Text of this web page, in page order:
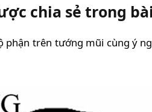
chia sẻ trong bài
trên tướng mũi cùng ý